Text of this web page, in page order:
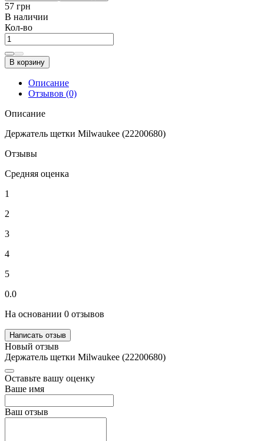
57 грн
В наличии
Кол-во
В корзину
Описание
Отзывов (0)
Описание
Держатель щетки Milwaukee (22200680)
Отзывы
Средняя оценка
1
2
3
4
5
0.0
На основании 0 отзывов
Написать отзыв
Новый отзыв
Держатель щетки Milwaukee (22200680)
Оставьте вашу оценку
Ваше имя
Ваш отзыв